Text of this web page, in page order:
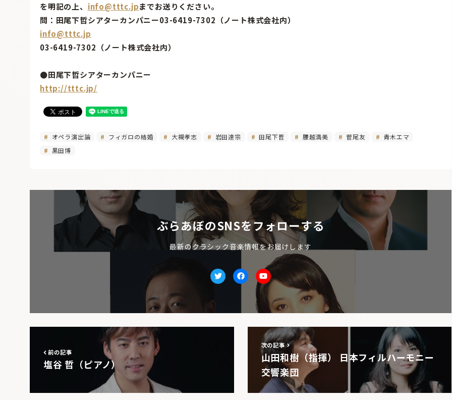
を明記の上、 info@tttc.jpまでお送りください。
問：田尾下哲シアターカンパニー03-6419-7302（ノート株式会社内）
info@tttc.jp
03-6419-7302（ノート株式会社内）
●田尾下哲シアターカンパニー
http://tttc.jp/
オペラ演出論 フィガロの結婚 大槻孝志 岩田達宗 田尾下哲 腰越満美 菅尾友
青木エマ
黒田博
ぶらあぼのSNSをフォローする
最新のクラシック音楽情報をお届けします
TwitterfacebookYoutube
前の記事
塩谷 哲（ピアノ）
次の記事
山田和樹（指揮） 日本フィルハーモニー
交響楽団